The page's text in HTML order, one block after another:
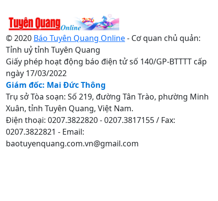
© 2020 Báo Tuyên Quang Online- Cơ quan chủ quản:
Tỉnh uỷ tỉnh Tuyên Quang
Giấy phép hoạt động báo điện tử số 140/GP-BTTTT cấp
ngày 17/03/2022
Giám đốc: Mai Đức Thông
Trụ sở Tòa soạn: Số 219, đường Tân Trào, phường Minh
Xuân, tỉnh Tuyên Quang, Việt Nam.
Điện thoại: 0207.3822820 - 0207.3817155 / Fax:
0207.3822821 - Email:
baotuyenquang.com.vn@gmail.com